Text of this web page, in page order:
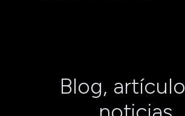
Blog,